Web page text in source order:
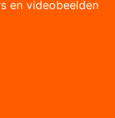
en videobeelden